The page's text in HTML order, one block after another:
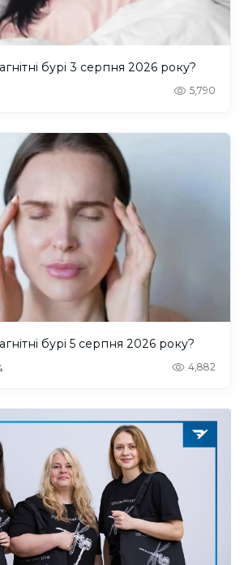
бурі 3 серпня 2026 року?
5,790
бурі 5 серпня 2026 року?
4,882